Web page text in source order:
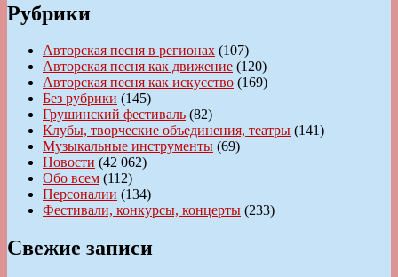
Рубрики
Авторская песня в регионах (107)
Авторская песня как движение (120)
Авторская песня как искусство (169)
Без рубрики (145)
Грушинский фестиваль (82)
Клубы, творческие объединения, театры (141)
Музыкальные инструменты (69)
Новости (42 062)
Обо всем (112)
Персоналии (134)
Фестивали, конкурсы, концерты (233)
Свежие записи